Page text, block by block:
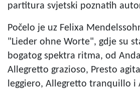
partitura svjetski poznatih
Počelo je uz Felixa
"Lieder ohne Worte", gdje su
bogatog spektra ritma, od
Allegretto grazioso, Presto
leggiero, Allegretto tranquillo i